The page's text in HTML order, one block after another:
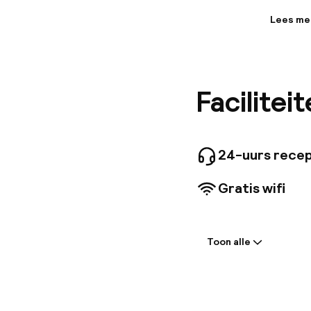
Lees
24-uurs
Gratis wifi
Toon alle